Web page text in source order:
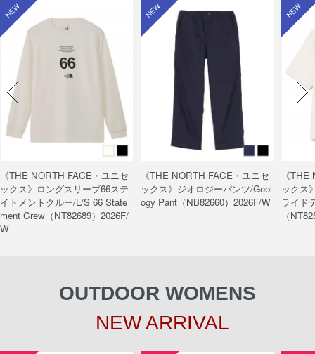
NEW
《THE NORTH FACE・ユニセ
ックス》ロングスリーブ66ステ
イトメントクルー/L/S 66 State
ment Crew（NT82689）2026F/
W
NEW
《THE NORTH FACE・ユニセ
ックス》ジオロジーパンツ/Geol
ogy Pant（NB82660）2026F/W
NEW
《
ックス
ライド
（
OUTDOOR WOMENS
NEW ARRIVAL